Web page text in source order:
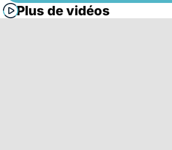
Plus de vidéos